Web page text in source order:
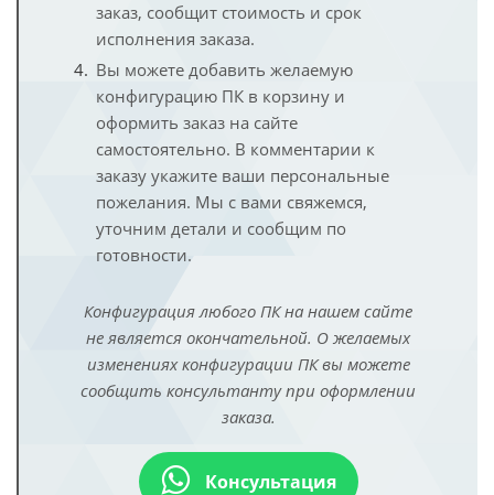
заказ, сообщит стоимость и срок
исполнения заказа.
Вы можете добавить желаемую
конфигурацию ПК в корзину и
оформить заказ на сайте
самостоятельно. В комментарии к
заказу укажите ваши персональные
пожелания. Мы с вами свяжемся,
уточним детали и сообщим по
готовности.
Конфигурация любого ПК на нашем сайте
не является окончательной. О желаемых
изменениях конфигурации ПК вы можете
сообщить консультанту при оформлении
заказа.
Консультация